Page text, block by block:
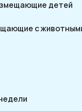
детей
с